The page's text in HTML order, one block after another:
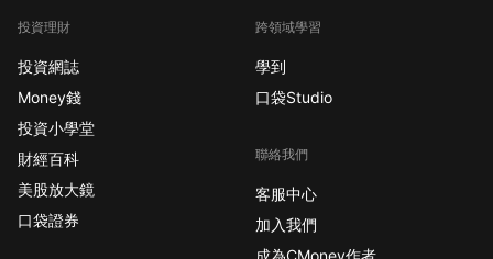
投資理財
投資網誌
Money錢
投資小學堂
財經百科
美股放大鏡
口袋證券
跨領域學習
學到
口袋Studio
聯絡我們
客服中心
加入我們